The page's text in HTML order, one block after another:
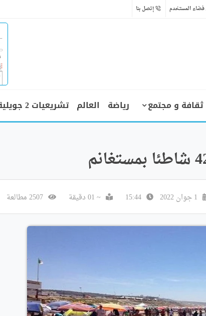
فضاء المستخدم إتصل بنا
ثقافة و مجتمع رياضة العالم تشريعيات 2 جويلية 2026
15:44 ~ 01 دقيقة 2507 مطالعة